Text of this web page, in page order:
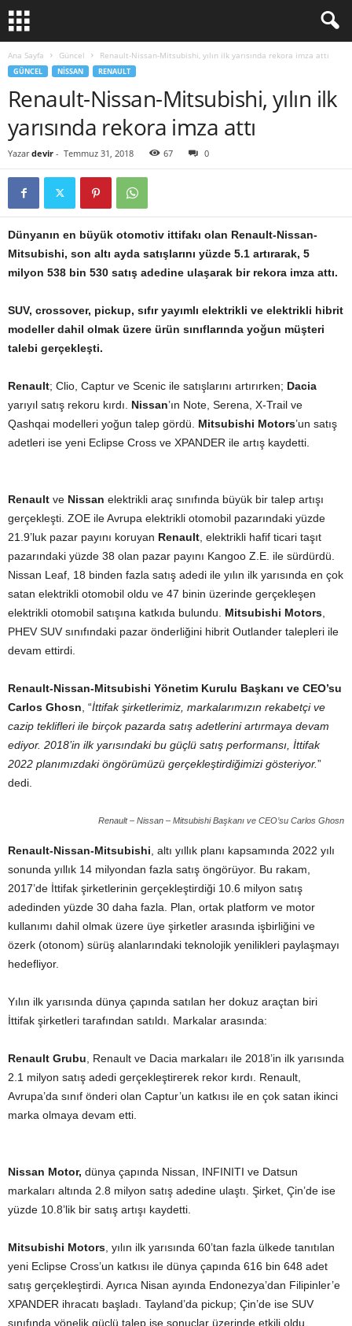
Ana Sayfa Güncel Renault-Nissan-Mitsubishi, yılın ilk yarısında rekora imza attı
GÜNCEL NISSAN RENAULT
Renault-Nissan-Mitsubishi, yılın ilk
yarısında rekora imza attı
Yazar devir - Temmuz 31, 2018 67 0
Dünyanın en büyük otomotiv ittifakı olan Renault-Nissan-
Mitsubishi, son altı ayda satışlarını yüzde 5.1 artırarak, 5
milyon 538 bin 530 satış adedine ulaşarak bir rekora imza attı.
SUV, crossover, pickup, sıfır yayımlı elektrikli ve elektrikli hibrit
modeller dahil olmak üzere ürün sınıflarında yoğun müşteri
talebi gerçekleşti.
Renault; Clio, Captur ve Scenic ile satışlarını artırırken; Dacia
yarıyıl satış rekoru kırdı. Nissan’ın Note, Serena, X-Trail ve
Qashqai modelleri yoğun talep gördü. Mitsubishi Motors’un satış
adetleri ise yeni Eclipse Cross ve XPANDER ile artış kaydetti.
Renault ve Nissan elektrikli araç sınıfında büyük bir talep artışı
gerçekleşti. ZOE ile Avrupa elektrikli otomobil pazarındaki yüzde
21.9’luk pazar payını koruyan Renault , elektrikli hafif ticari taşıt
pazarındaki yüzde 38 olan pazar payını Kangoo Z.E. ile sürdürdü.
Nissan Leaf, 18 binden fazla satış adedi ile yılın ilk yarısında en çok
satan elektrikli otomobil oldu ve 47 binin üzerinde gerçekleşen
elektrikli otomobil satışına katkıda bulundu. Mitsubishi Motors
PHEV SUV sınıfındaki pazar önderliğini hibrit Outlander talepleri ile
devam ettirdi.
Renault-Nissan-Mitsubishi Yönetim Kurulu Başkanı ve CEO’su
Carlos Ghosn , “İttifak şirketlerimiz, markalarımızın rekabetçi ve
cazip teklifleri ile birçok pazarda satış adetlerini artırmaya devam
ediyor. 2018’in ilk yarısındaki bu güçlü satış performansı, İttifak
2022 planımızdaki öngörümüzü gerçekleştirdiğimizi gösteriyor.”
dedi.
Renault – Nissan – Mitsubishi Başkanı ve CEO’su Carlos Ghosn
Renault-Nissan-Mitsubishi , altı yıllık planı kapsamında 2022 yılı
sonunda yıllık 14 milyondan fazla satış öngörüyor. Bu rakam,
2017’de İttifak şirketlerinin gerçekleştirdiği 10.6 milyon satış
adedinden yüzde 30 daha fazla. Plan, ortak platform ve motor
kullanımı dahil olmak üzere üye şirketler arasında işbirliğini ve
özerk (otonom) sürüş alanlarındaki teknolojik yenilikleri paylaşmayı
hedefliyor.
Yılın ilk yarısında dünya çapında satılan her dokuz araçtan biri
İttifak şirketleri tarafından satıldı. Markalar arasında:
Renault Grubu , Renault ve Dacia markaları ile 2018’in ilk yarısında
2.1 milyon satış adedi gerçekleştirerek rekor kırdı. Renault,
Avrupa’da sınıf önderi olan Captur’un katkısı ile en çok satan ikinci
marka olmaya devam etti.
Nissan Motor, dünya çapında Nissan, INFINITI ve Datsun
markaları altında 2.8 milyon satış adedine ulaştı. Şirket, Çin’de ise
yüzde 10.8’lik bir satış artışı kaydetti.
Mitsubishi Motors , yılın ilk yarısında 60’tan fazla ülkede tanıtılan
yeni Eclipse Cross’un katkısı ile dünya çapında 616 bin 648 adet
satış gerçekleştirdi. Ayrıca Nisan ayında Endonezya’dan Filipinler’e
XPANDER ihracatı başladı. Tayland’da pickup; Çin’de ise SUV
sınıfında yönelik güçlü talep ise sonuçlar üzerinde etkili oldu.